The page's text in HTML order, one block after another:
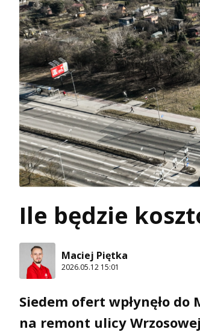
Ile będzie
Maciej Piętka
2026.05.12 15:01
Siedem ofert wpłynęło
na remont ulicy